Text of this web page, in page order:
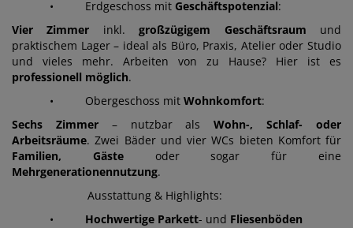
• Erdgeschoss mit Geschäftspotenzial:
Vier Zimmer inkl.großzügigem Geschäftsraum und
praktischem Lager – ideal als Büro, Praxis, Atelier oder Studio
und vieles mehr. Arbeiten von zu Hause? Hier ist es
professionell möglich.
• Obergeschoss mit Wohnkomfort:
Sechs Zimmer– nutzbar alsWohn-, Schlaf- oder
Arbeitsräume. Zwei Bäder und vier WCs bieten Komfort für
Familien, Gästeoder sogar für eine
Mehrgenerationennutzung.
Ausstattung & Highlights:
• Hochwertige Parkett- und Fliesenböden